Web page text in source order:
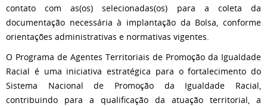
contato com as(os) selecionadas(os) para a coleta da
documentação necessária à implantação da Bolsa, conforme
orientações administrativas e normativas vigentes.
O Programa de Agentes Territoriais de Promoção da Igualdade
Racial é uma iniciativa estratégica para o fortalecimento do
Sistema Nacional de Promoção da Igualdade Racial,
contribuindo para a qualificação da atuação territorial, a